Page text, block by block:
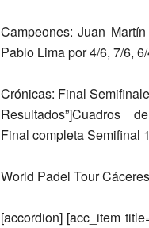
Campeones:Juan
Pablo Limapor 4/6, 7/6,
Crónicas: Final
Resultados”]Cuadros
Final completa Semifinal
World Padel Tour
[accordion] [acc_item